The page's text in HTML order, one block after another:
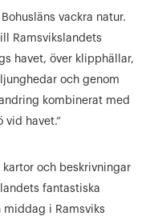
vackra natur.
Ramsvikslandets
havet, över klipphällar,
och genom
kombinerat med
havet.”
kartor och beskrivningar
fantastiska
middag i Ramsviks